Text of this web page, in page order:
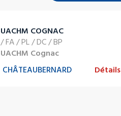
UACHM COGNAC
/ FA / PL / DC / BP
UACHM Cognac
CHÂTEAUBERNARD
Détails